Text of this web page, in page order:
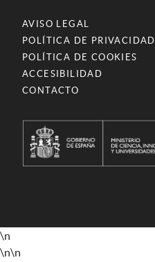
AVISO LEGAL
POLÍTICA DE PRIVACIDAD
POLÍTICA DE COOKIES
ACCESIBILIDAD
CONTACTO
\n
\n\n